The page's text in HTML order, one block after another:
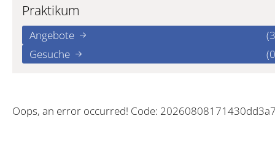
Praktikum
Angebote
Gesuche
Oops, an error occurred! Code: